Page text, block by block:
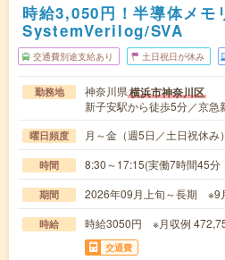
時給3,050円！半導体メモ
SystemVerilog/SVA
交通費別途支給あり 土日祝日が休み
勤務地 神奈川県横浜市神奈川区
新子安駅から徒歩5分／京急
曜日頻度 月～金（週5日／土日祝休み）
時間 8:30～17:15(実働7時間45
期間 2026年09月上旬～長期 ※9
時給 時給3050円 ※月収例
交通費